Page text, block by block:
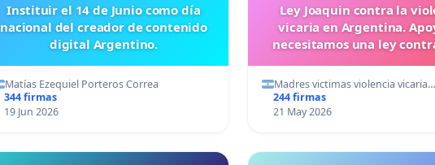
Instituir el 14 de Junio como día
nacional del creador de contenido
digital Argentino.
Matías Ezequiel Porteros Correa
344 firmas
19 Jun 2026
Ley Joaquin contra la
vicaria en Argentina.
necesitamos una ley
Madres victimas violencia vicaria…
244 firmas
21 May 2026